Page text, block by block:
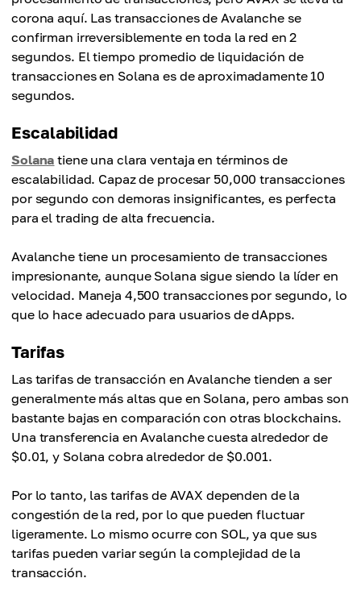
corona aquí. Las transacciones de Avalanche se
confirman irreversiblemente en toda la red en 2
segundos. El tiempo promedio de liquidación de
transacciones en Solana es de aproximadamente 10
segundos.
Escalabilidad
Solana tiene una clara ventaja en términos de
escalabilidad. Capaz de procesar 50,000 transacciones
por segundo con demoras insignificantes, es perfecta
para el trading de alta frecuencia.
Avalanche tiene un procesamiento de transacciones
impresionante, aunque Solana sigue siendo la líder en
velocidad. Maneja 4,500 transacciones por segundo, lo
que lo hace adecuado para usuarios de dApps.
Tarifas
Las tarifas de transacción en Avalanche tienden a ser
generalmente más altas que en Solana, pero ambas son
bastante bajas en comparación con otras blockchains.
Una transferencia en Avalanche cuesta alrededor de
$0.01, y Solana cobra alrededor de $0.001.
Por lo tanto, las tarifas de AVAX dependen de la
congestión de la red, por lo que pueden fluctuar
ligeramente. Lo mismo ocurre con SOL, ya que sus
tarifas pueden variar según la complejidad de la
transacción.